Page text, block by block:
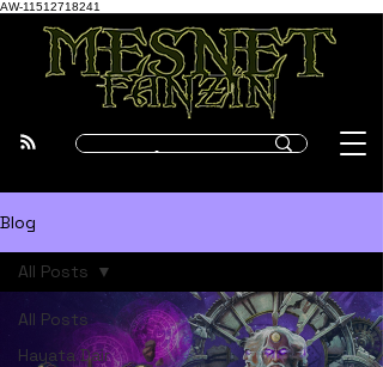
AW-11512718241
Blog
All Posts
Hayata Dair
All Posts